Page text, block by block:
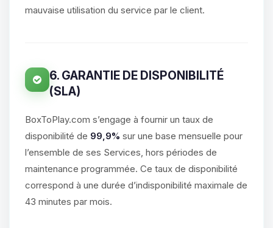
mauvaise utilisation du service par le client.
6. GARANTIE DE DISPONIBILITÉ
(SLA)
BoxToPlay.com s’engage à fournir un taux de
disponibilité de 99,9% sur une base mensuelle pour
l’ensemble de ses Services, hors périodes de
maintenance programmée. Ce taux de disponibilité
correspond à une durée d’indisponibilité maximale de
43 minutes par mois.